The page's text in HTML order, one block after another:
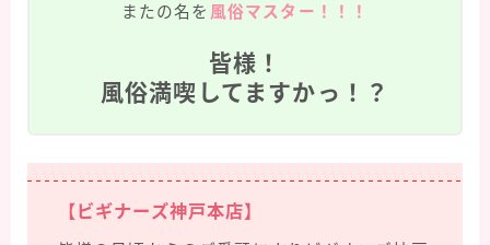
またの名を 風俗マスター！！！
皆様！
風俗満喫してますかっ！？
【ビギナーズ神戸本店】